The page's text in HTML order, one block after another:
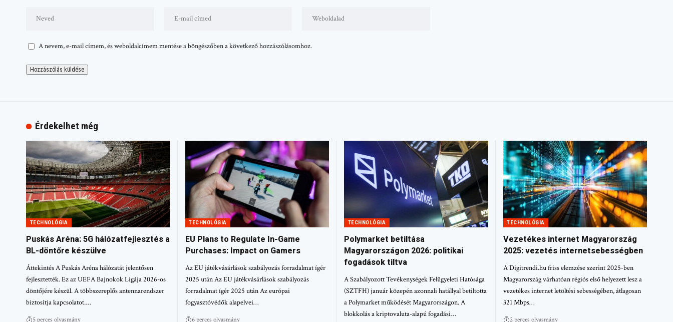
A nevem, e-mail címem, és weboldalcímem mentése a böngészőben a következő hozzászólásomhoz.
Érdekelhet még
TECHNOLÓGIA
Puskás Aréna: 5G hálózatfejlesztés a
BL-döntőre készülve
Áttekintés A Puskás Aréna hálózatát jelentősen
fejlesztették. Ez az UEFA Bajnokok Ligája 2026-os
döntőjére készül. A többszereplős antennarendszer
biztosítja kapcsolatot.…
5 perces olvasmány
TECHNOLÓGIA
EU Plans to Regulate In-Game
Purchases: Impact on Gamers
Az EU játékvásárlások szabályozás forradalmat ígér
2025 után Az EU játékvásárlások szabályozás
forradalmat ígér 2025 után Az európai
fogyasztóvédők alapelvei…
6 perces olvasmány
TECHNOLÓGIA
Polymarket betiltása
Magyarországon 2026: politikai
fogadások tiltva
A Szabályozott Tevékenységek Felügyeleti Hatósága
(SZTFH) január közepén azonnali hatállyal betiltotta
a Polymarket működését Magyarországon. A
blokkolás a kriptovaluta-alapú fogadási…
TECHNOLÓGIA
Vezetékes internet Magyarország
2025: vezetés internetsebességben
A Digitrendi.hu friss elemzése szerint 2025-ben
Magyarország várhatóan régiós első helyezett lesz a
vezetékes internet letöltési sebességében, átlagosan
321 Mbps…
2 perces olvasmány